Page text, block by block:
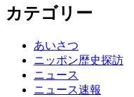
カテゴリー
あいさつ
ニッポン歴史探訪
ニュース
ニュース速報